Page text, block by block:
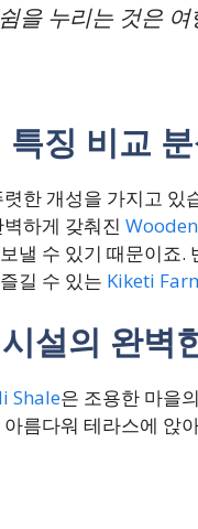
을 누리는 것은
징 비교
한 개성을 가지고 있
하게 갖춰진
낼 수 있기 때문이죠.
길 수 있는 Kiketi
설의 완벽
Shale은 조용한 마을
름다워 테라스에 앉